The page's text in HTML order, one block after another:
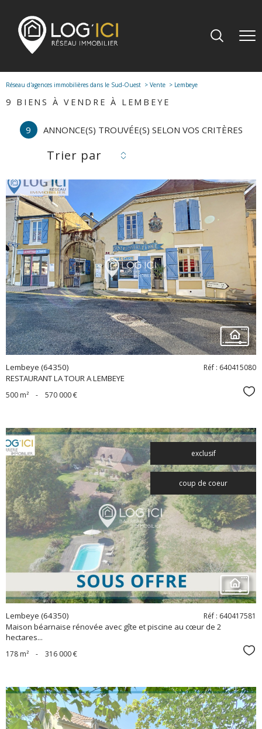
Réseau d'agences immobilières dans le Sud-Ouest Vente Lembeye
9 BIENS À VENDRE À LEMBEYE
9 ANNONCE(S) TROUVÉE(S) SELON VOS CRITÈRES
Trier par
voir le
bien
Lembeye (64350)
RESTAURANT LA TOUR A LEMBEYE
Réf : 640415080
500 m² - 570 000 €
exclusif
coup de coeur
voir le
bien
Lembeye (64350)
Maison béarnaise rénovée avec gîte et piscine au cœur de 2
hectares...
Réf : 640417581
178 m² - 316 000 €